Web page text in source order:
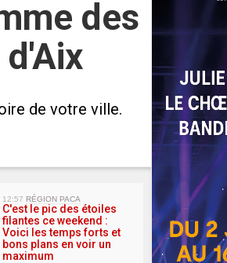
des
de votre ville.
MA
12:57 RÉGION PACA
C'est le pic des étoiles
filantes ce weekend :
Voici les temps forts et
bons plans en voir un
maximum